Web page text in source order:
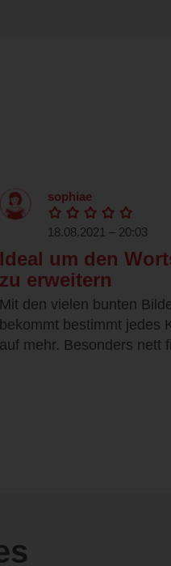
sophiae
18.08.2021 – 20:03
Ideal um den
zu erweitern
Mit den vielen bunten
bekommt bestimmt jedes
auf mehr. Besonders nett